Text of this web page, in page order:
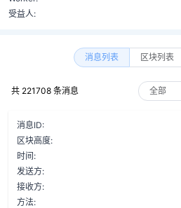
受益人:
消息列表 区块列表
共 221708 条消息
消息ID:
区块高度:
时间:
发送方:
接收方:
方法: